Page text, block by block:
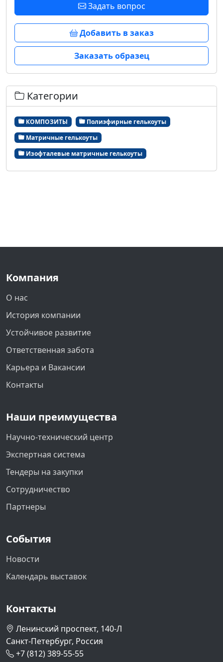
Задать вопрос
Добавить в заказ
Заказать образец
Категории
КОМПОЗИТЫ
Полиэфирные гелькоуты
Матричные гелькоуты
Изофталевые матричные гелькоуты
Компания
О нас
История компании
Устойчивое развитие
Ответственная забота
Карьера и Вакансии
Контакты
Наши преимущества
Научно-технический центр
Экспертная система
Тендеры на закупки
Сотрудничество
Партнеры
События
Новости
Календарь выставок
Контакты
Ленинский проспект, 140-Л
Санкт-Петербург, Россия
+7 (812) 389-55-55